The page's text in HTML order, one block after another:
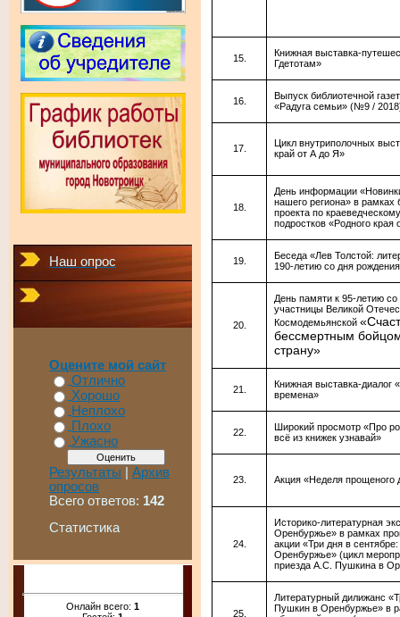
Наш опрос
Оцените мой сайт
Отлично
Хорошо
Неплохо
Плохо
Ужасно
Результаты | Архив
опросов
Всего ответов: 142
Статистика
Онлайн всего: 1
Книжная выставка-
Гдетотам»
Выпуск библиотечной
«Радуга семьи» (№9 /
Цикл внутриполочных
край от А до Я»
День информации
нашего региона» в рамках
проекта по
подростков «Родного края
Беседа «Лев Толстой:
190-летию со дня
День памяти к 95-летию
участницы Великой
Космодемьянской
бессмертным
страну»
Книжная выставка-диалог
времена»
Широкий просмотр «Про
всё из книжек узнавай»
Акция «Неделя прощеного
Историко-литературная
Оренбуржье» в рамках
акции «Три дня в
Оренбуржье» (цикл
приезда А.С. Пушкина в
Литературный дилижанс
Пушкин в Оренбуржье» в